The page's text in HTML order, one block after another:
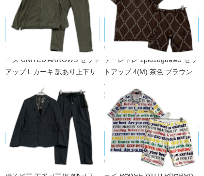
UNITED ARROWS/ユナイテッドアロ
中古 メンズ ユナイテッドアロ
ーズ UNITED ARROWS セット
アップ L カーキ 訳あり上下サ
ヨコストレッチ 撥水 透湿
¥17,600 税込
1PIU1UGUALE3/ウノピｭウノウグァ
ーレトレ
中古 メンズ ウノピュウノウグ
ァーレトレ 1piu1uguale3 セッ
トアップ 4(M) 茶色 ブラウン
半袖ポロシャツ×ハーフパンツ
¥28,600 税込
muta MARINE/ムータマリン
未使用品 メンズ ムータマリン
muta MARINE セットアップ S
濃グレー チャコール wjkコラ
DANCE WITH DRAGON/ダンスウィ
ズドラゴン
中古 メンズ ダンスウィズドラ
ゴン DANCE WITH DRAGON